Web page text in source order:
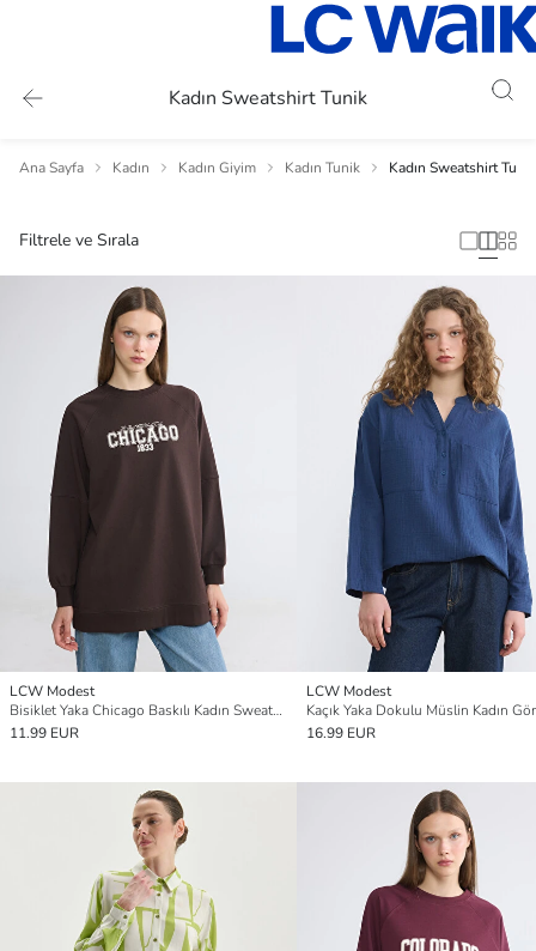
Kadın Sweatshirt Tunik
Ana Sayfa Kadın Kadın Giyim Kadın Tunik Kadın Sweatshirt Tunik
Filtrele ve Sırala
LCW Modest
Bisiklet Yaka Chicago Baskılı Kadın Sweatshirt Tunik
11.99 EUR
LCW Modest
16.99 EUR